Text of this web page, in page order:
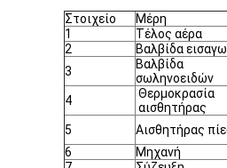
Στοιχείο Μέρη
1
Τέλος αέρα
2
Βαλβίδα
3
Βαλβίδα
σωληνοειδών
4
Θερμοκρασία
αισθητήρας
5 Αισθητήρας
6
Μηχανή